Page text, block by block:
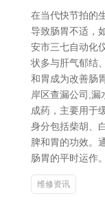
在当代快节拍的
导致肠胃不适，
安市三七自动化
状多与肝气郁结
和胃成为改善肠
岸区查漏公司,漏
成药，主要用于
身分包括柴胡、
脾和胃的功效。
肠胃的平时运作
维修资讯